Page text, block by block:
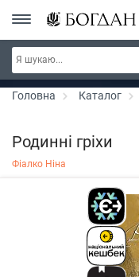
РОЗПРОДАЖ ~ 150 грн ~
300 грн ~
Головна Каталог
Родинні гріхи
Фіалко Ніна